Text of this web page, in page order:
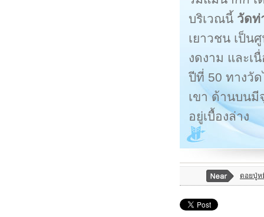
บริเวณนี้ วัดท่
เยาวชน เป็น
งดงาม และเ
ปีที่ 50 ทางวัด
เขา ด้านบนมี
อยู่เบื้องล่าง
ดอยปู่ห